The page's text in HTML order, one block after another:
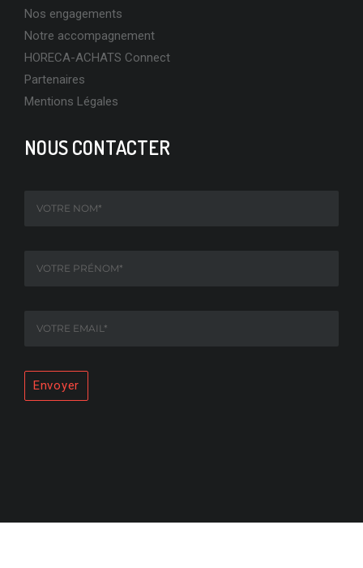
Nos engagements
Notre accompagnement
HORECA-ACHATS Connect
Partenaires
Mentions Légales
NOUS CONTACTER